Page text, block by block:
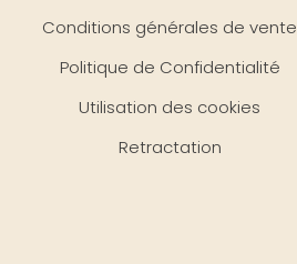
Conditions générales de vente
Politique de Confidentialité
Utilisation des cookies
Retractation